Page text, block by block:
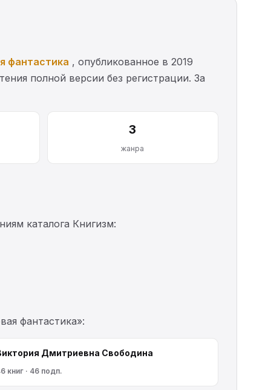
фантастика , опубликованное в 2019
полной версии без регистрации. За
3
жанра
каталога Книгизм:
фантастика»:
Дмитриевна Свободина
книг · 46 подп.